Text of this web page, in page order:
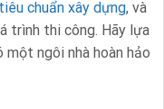
tiêu chuẩn xây dựng, và
trình thi công. Hãy lựa
ngôi nhà hoàn hảo